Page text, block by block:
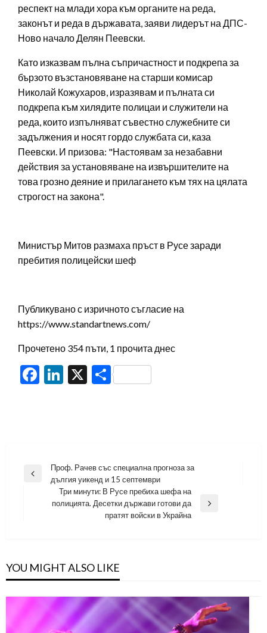
респект на млади хора към органите на реда,
законът и реда в държавата, заяви лидерът на ДПС-
Ново начало Делян Пеевски.
Като изказвам пълна съпричастност и подкрепа за
бързото възстановяване на старши комисар
Николай Кожухаров, изразявам и пълната си
подкрепа към хилядите полицаи и служители на
реда, които изпълняват съвестно служебните си
задължения и носят гордо службата си, каза
Пеевски. И призова: "Настоявам за незабавни
действия за установяване на извършителите на
това грозно деяние и прилагането към тях на цялата
строгост на закона".
Министър Митов размаха пръст в Русе заради
пребития полицейски шеф
Публикувано с изричното съгласие на
https://www.standartnews.com/
Прочетено 354 пъти, 1 прочита днес
Facebook
LinkedIn
X Share
Навигация
Previous
Проф. Рачев със специална прогноза за
дългия уикенд и 15 септември
Три минути: В Русе пребиха шефа на
полицията. Десетки държави готови да
пратят войски в Украйна
YOU MIGHT ALSO LIKE